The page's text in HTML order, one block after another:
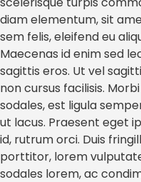
diam elementum, sit
sem felis, eleifend eu
Maecenas id enim sed
sagittis eros. Ut vel
non cursus facilisis.
sodales, est ligula
ut lacus. Praesent eget
id, rutrum orci. Duis
porttitor, lorem
sodales lorem, ac